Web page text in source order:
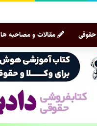
مقالات و مصاحبه ها